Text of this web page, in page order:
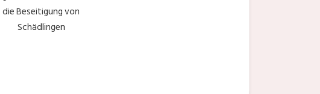
die Beseitigung von
Schädlingen